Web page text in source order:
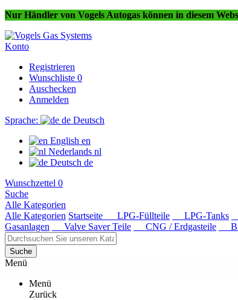
Nur Händler von Vogels Autogas können in diesem
Konto
Registrieren
Wunschliste 0
Auschecken
Anmelden
Sprache:
de Deutsch
English en
Nederlands nl
Deutsch de
Wunschzettel 0
Suche
Alle Kategorien
Alle Kategorien Startseite LPG-Füllteile LPG-Tanks
Gasanlagen
Valve Saver Teile CNG / Erdgasteile
Suche
Menü
Menü
Zurück